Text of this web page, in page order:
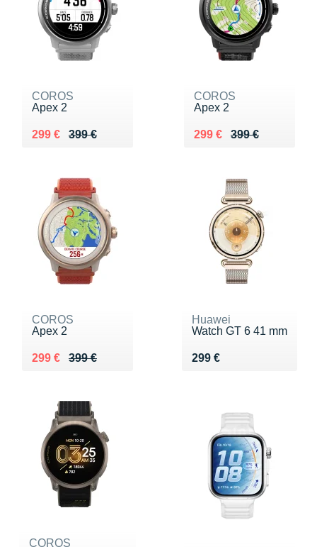
COROS
Apex 2
399 €
Au lieu de 399 €
299 €
Vendu 299 €
COROS
Apex 2
399 €
Au lieu de 399 €
299 €
Vendu 299 €
COROS
Apex 2
399 €
Au lieu de 399 €
299 €
Vendu 299 €
Huawei
Watch GT 6 41 mm
299 €
Vendu 299 €
COROS